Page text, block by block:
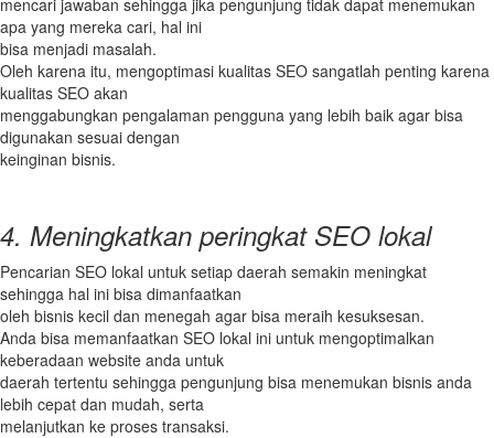
apa yang mereka cari, hal ini
bisa menjadi masalah.
Oleh karena itu, mengoptimasi kualitas SEO sangatlah penting karena
kualitas SEO akan
menggabungkan pengalaman pengguna yang lebih baik agar bisa
digunakan sesuai dengan
keinginan bisnis.
4. Meningkatkan peringkat SEO lokal
Pencarian SEO lokal untuk setiap daerah semakin meningkat
sehingga hal ini bisa dimanfaatkan
oleh bisnis kecil dan menegah agar bisa meraih kesuksesan.
Anda bisa memanfaatkan SEO lokal ini untuk mengoptimalkan
keberadaan website anda untuk
daerah tertentu sehingga pengunjung bisa menemukan bisnis anda
lebih cepat dan mudah, serta
melanjutkan ke proses transaksi.